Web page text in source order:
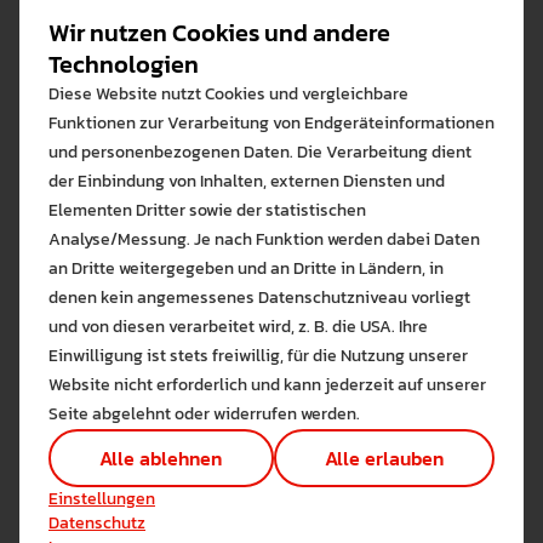
Seit 2018 arbeiten Studierende im Wahlschwerpunkt
Management an der Gründung der Übungsfirma, welche
im Jahr 2022 faktisch gelingen konnte und nun derzeit
ein deutschlandweit einzigartiges Studienangebot
darstellt.
Ein Projekt der...
AG Medien- und Bildungsmanagement
Weitere Informationen
Studierende des Medien- und Bildungsmanagements,
aber auch aller Studiengänge der PH Weingarten sind
herzlich eingeladen, einer der Übungsfirmensitzungen
beizuwohnen, wenden Sie sich dazu gerne an
easylearning_gmbh@web.de.
Link zur Projektseite
Wir nutzen Cookies und andere
Technologien
Diese Website nutzt Cookies und vergleichbare
Funktionen zur Verarbeitung von Endgeräteinformationen
und personenbezogenen Daten. Die Verarbeitung dient
der Einbindung von Inhalten, externen Diensten und
Elementen Dritter sowie der statistischen
Analyse/Messung. Je nach Funktion werden dabei Daten
an Dritte weitergegeben und an Dritte in Ländern, in
denen kein angemessenes Datenschutzniveau vorliegt
und von diesen verarbeitet wird, z. B. die USA. Ihre
Einwilligung ist stets freiwillig, für die Nutzung unserer
Website nicht erforderlich und kann jederzeit auf unserer
Seite abgelehnt oder widerrufen werden.
Alle ablehnen Alle erlauben
Einstellungen
Datenschutz
Bitte wählen Sie
Die auf der Website verwendeten
Lernen Sie mehr
Alle erlauben
Technisch notwendig (1)
Hier sind alle technisch
Einstellungen speichern